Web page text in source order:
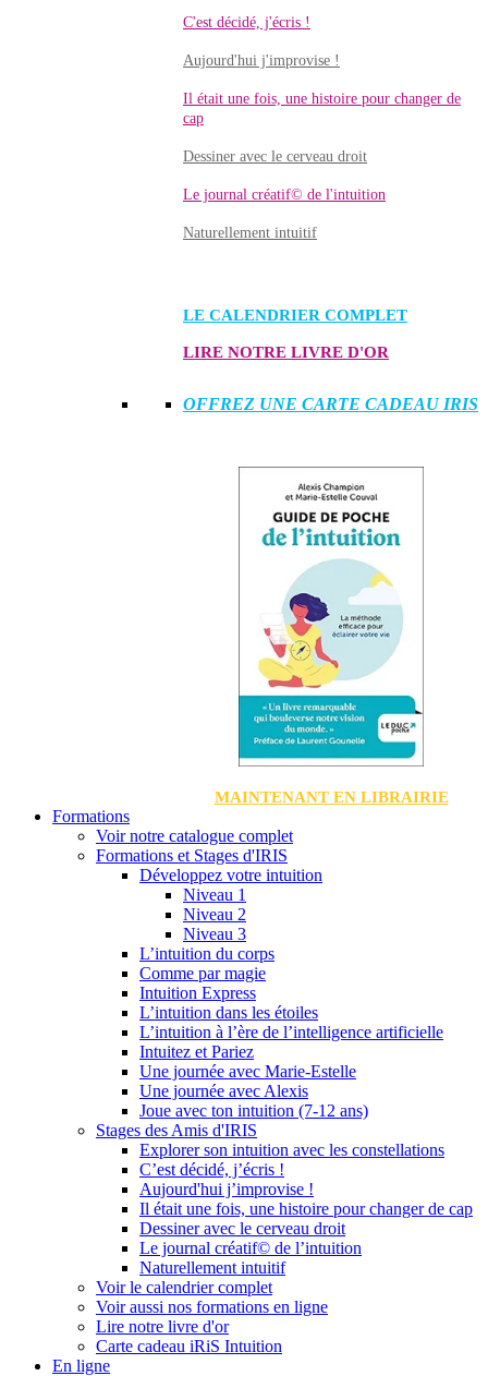
C'est décidé, j'écris !
Aujourd'hui j'improvise !
Il était une fois, une histoire pour changer de
cap
Dessiner avec le cerveau droit
Le journal créatif© de l'intuition
Naturellement intuitif
LE CALENDRIER COMPLET
LIRE NOTRE LIVRE D'OR
OFFREZ UNE CARTE CADEAU IRIS
MAINTENANT EN LIBRAIRIE
Formations
Voir notre catalogue complet
Formations et Stages d'IRIS
Développez votre intuition
Niveau 1
Niveau 2
Niveau 3
L’intuition du corps
Comme par magie
Intuition Express
L’intuition dans les étoiles
L’intuition à l’ère de l’intelligence artificielle
Intuitez et Pariez
Une journée avec Marie-Estelle
Une journée avec Alexis
Joue avec ton intuition (7-12 ans)
Stages des Amis d'IRIS
Explorer son intuition avec les constellations
C’est décidé, j’écris !
Aujourd'hui j’improvise !
Il était une fois, une histoire pour changer de cap
Dessiner avec le cerveau droit
Le journal créatif© de l’intuition
Naturellement intuitif
Voir le calendrier complet
Voir aussi nos formations en ligne
Lire notre livre d'or
Carte cadeau iRiS Intuition
En ligne